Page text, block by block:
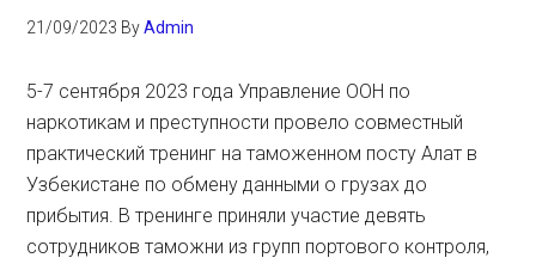
21/09/2023 ByAdmin
5-7 сентября 2023 года Управление ООН по
наркотикам и преступности провело совместный
практический тренинг на таможенном посту Алат в
Узбекистане по обмену данными о грузах до
прибытия. В тренинге приняли участие девять
сотрудников таможни из групп портового контроля,